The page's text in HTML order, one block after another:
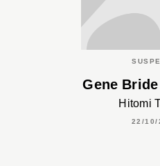
Gene
Hitomi
22/10/